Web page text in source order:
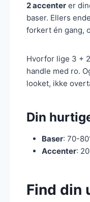
2 accenter er
baser. Ellers
forkert én gang,
Hvorfor lige 3 +
handle med ro.
looket, ikke
Din
Baser: 70-
Accenter:
Find din